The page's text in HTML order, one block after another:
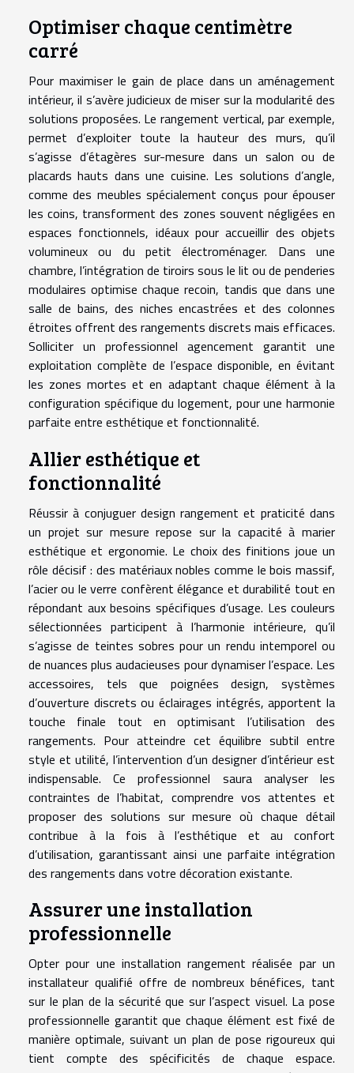
Optimiser chaque centimètre
carré
Pour maximiser le gain de place dans un aménagement
intérieur, il s’avère judicieux de miser sur la modularité des
solutions proposées. Le rangement vertical, par exemple,
permet d’exploiter toute la hauteur des murs, qu’il
s’agisse d’étagères sur-mesure dans un salon ou de
placards hauts dans une cuisine. Les solutions d’angle,
comme des meubles spécialement conçus pour épouser
les coins, transforment des zones souvent négligées en
espaces fonctionnels, idéaux pour accueillir des objets
volumineux ou du petit électroménager. Dans une
chambre, l’intégration de tiroirs sous le lit ou de penderies
modulaires optimise chaque recoin, tandis que dans une
salle de bains, des niches encastrées et des colonnes
étroites offrent des rangements discrets mais efficaces.
Solliciter un professionnel agencement garantit une
exploitation complète de l’espace disponible, en évitant
les zones mortes et en adaptant chaque élément à la
configuration spécifique du logement, pour une harmonie
parfaite entre esthétique et fonctionnalité.
Allier esthétique et
fonctionnalité
Réussir à conjuguer design rangement et praticité dans
un projet sur mesure repose sur la capacité à marier
esthétique et ergonomie. Le choix des finitions joue un
rôle décisif : des matériaux nobles comme le bois massif,
l’acier ou le verre confèrent élégance et durabilité tout en
répondant aux besoins spécifiques d’usage. Les couleurs
sélectionnées participent à l’harmonie intérieure, qu’il
s’agisse de teintes sobres pour un rendu intemporel ou
de nuances plus audacieuses pour dynamiser l’espace. Les
accessoires, tels que poignées design, systèmes
d’ouverture discrets ou éclairages intégrés, apportent la
touche finale tout en optimisant l’utilisation des
rangements. Pour atteindre cet équilibre subtil entre
style et utilité, l’intervention d’un designer d’intérieur est
indispensable. Ce professionnel saura analyser les
contraintes de l’habitat, comprendre vos attentes et
proposer des solutions sur mesure où chaque détail
contribue à la fois à l’esthétique et au confort
d’utilisation, garantissant ainsi une parfaite intégration
des rangements dans votre décoration existante.
Assurer une installation
professionnelle
Opter pour une installation rangement réalisée par un
installateur qualifié offre de nombreux bénéfices, tant
sur le plan de la sécurité que sur l’aspect visuel. La pose
professionnelle garantit que chaque élément est fixé de
manière optimale, suivant un plan de pose rigoureux qui
tient compte des spécificités de chaque espace.